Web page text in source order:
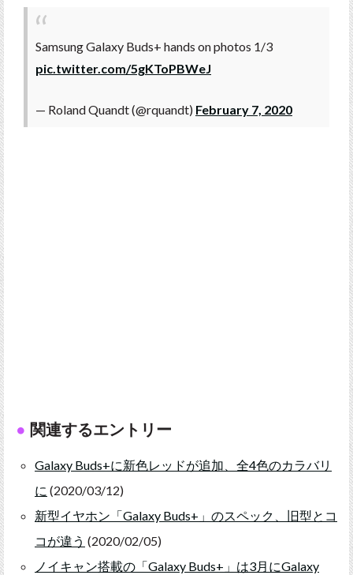
Samsung Galaxy Buds+ hands on photos 1/3
pic.twitter.com/5gKToPBWeJ
— Roland Quandt (@rquandt) February 7, 2020
関連するエントリー
Galaxy Buds+に新色レッドが追加、全4色のカラバリ
に (2020/03/12)
新型イヤホン「Galaxy Buds+」のスペック、旧型とコ
コが違う (2020/02/05)
ノイキャン搭載の「Galaxy Buds+」は3月にGalaxy